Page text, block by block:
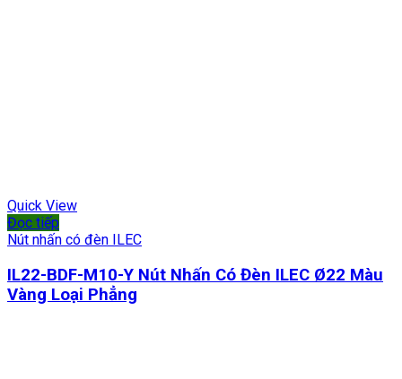
Quick View
Đọc tiếp
Nút nhấn có đèn ILEC
IL22-BDF-M10-Y Nút Nhấn Có Đèn ILEC Ø22 Màu
Vàng Loại Phẳng